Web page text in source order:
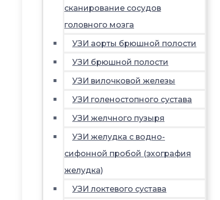
сканирование сосудов
головного мозга
УЗИ аорты брюшной полости
УЗИ брюшной полости
УЗИ вилочковой железы
УЗИ голеностопного сустава
УЗИ желчного пузыря
УЗИ желудка с водно-
сифонной пробой (эхография
желудка)
УЗИ локтевого сустава